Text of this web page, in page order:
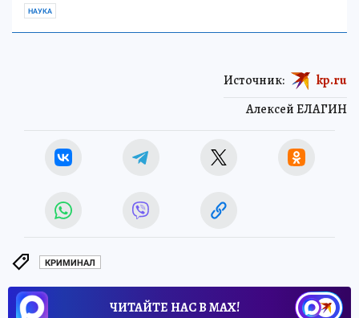
НАУКА
Алексей ЕЛАГИН
Источник: kp.ru
КРИМИНАЛ
ЧИТАЙТЕ НАС В МАХ!